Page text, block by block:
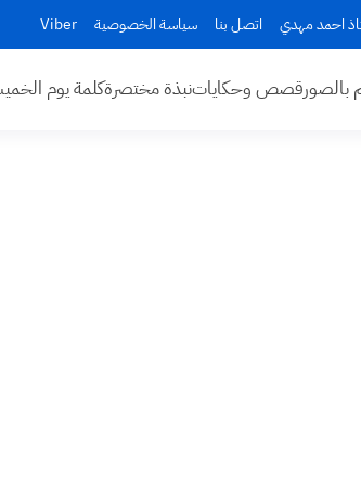
احمد مهدي اتصل بنا سياسة الخصوصية Viber
بالصورقصص وحكاياتنبذة مختصرةكلمة يوم